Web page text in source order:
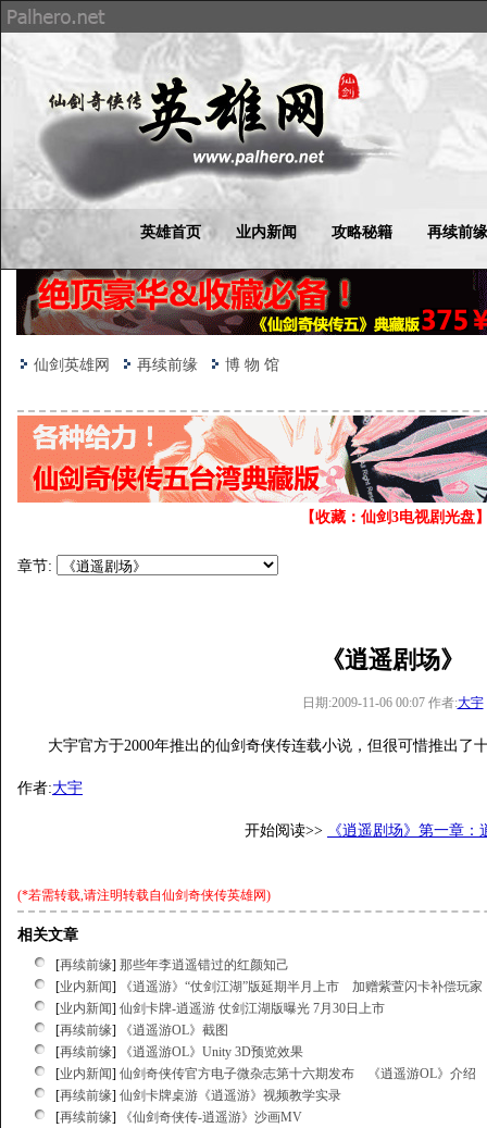
英雄首页 业内新闻 攻略秘籍 再续前缘
仙剑英雄网 再续前缘 博 物 馆
【收藏：仙剑3电视剧光盘
章节:
《逍遥剧场》
日期:2009-11-06 00:07 作者:大宇
大宇官方于2000年推出的仙剑奇侠传连载小说，但很可惜推出了
作者:大宇
开始阅读>> 《逍遥剧场》第一章：
(*若需转载,请注明转载自仙剑奇侠传英雄网)
相关文章
[再续前缘] 那些年李逍遥错过的红颜知己
[业内新闻]
《逍遥游》“仗剑江湖”版延期半月上市 加赠紫萱闪卡补偿玩家
[业内新闻] 仙剑卡牌-逍遥游 仗剑江湖版曝光 7月30日上市
[再续前缘]
《逍遥游OL》截图
[再续前缘]
《逍遥游OL》Unity 3D预览效果
[业内新闻] 仙剑奇侠传官方电子微杂志第十六期发布 《逍遥游OL》介绍
[再续前缘] 仙剑卡牌桌游《逍遥游》视频教学实录
[再续前缘]
《仙剑奇侠传-逍遥游》沙画MV